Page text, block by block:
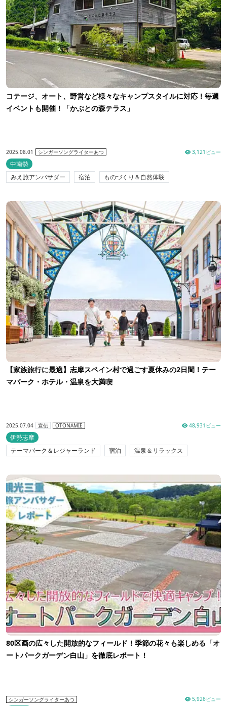
コテージ、オート、野営など様々なキャンプスタイルに対応！毎週
イベントも開催！「かぶとの森テラス」
2025.08.01 シンガーソングライターあつ 3,121ビュー
中南勢
みえ旅アンバサダー
宿泊 ものづくり＆自然体験
【家族旅行に最適】志摩スペイン村で過ごす夏休みの2日間！テー
マパーク・ホテル・温泉を大満喫
2025.07.04 宣伝 OTONAMIE 48,931ビュー
伊勢志摩
テーマパーク＆レジャーランド
宿泊 温泉＆リラックス
80区画の広々した開放的なフィールド！季節の花々も楽しめる「オ
ートパークガーデン白山」を徹底レポート！
シンガーソングライターあつ 5,926ビュー